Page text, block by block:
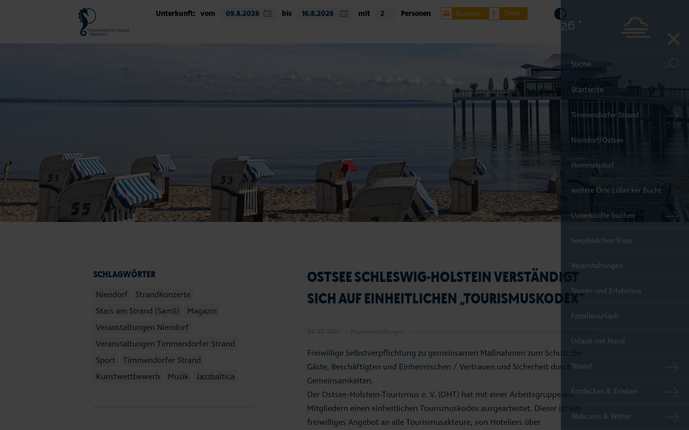
Unterkunft: vom bis mit Personen Buchen Shop
26 °
Startseite
Timmendorfer Strand
Niendorf/Ostsee
Hemmelsdorf
weitere Orte Lübecker Bucht
Unterkünfte buchen
Seepferdchen Shop
Veranstaltungen
Touren und Erlebnisse
Familienurlaub
Urlaub mit Hund
Strand
Entdecken & Erleben
Webcams & Wetter
SCHLAGWÖRTER
Niendorf
StrandKonzerte
Stars am Strand (SamS)
Magazin
Veranstaltungen Niendorf
Veranstaltungen Timmendorfer Strand
Sport
Timmendorfer Strand
Kunstwettbewerb
Musik Jazzbaltica
OSTSEE SCHLESWIG-HOLSTEIN VERSTÄNDIGT
SICH AUF EINHEITLICHEN „TOURISMUSKODEX“
Freiwillige Selbstverpflichtung zu gemeinsamen Maßnahmen zum Schutz der
Gäste, Beschäftigten und Einheimischen / Vertrauen und Sicherheit durch
Gemeinsamkeiten.
Der Ostsee-Holstein-Tourismus e. V. (OHT) hat mit einer Arbeitsgruppe aus
Mitgliedern einen einheitlichen Tourismuskodex ausgearbeitet. Dieser ist ein
freiwilliges Angebot an alle Tourismusakteure, von Hoteliers über